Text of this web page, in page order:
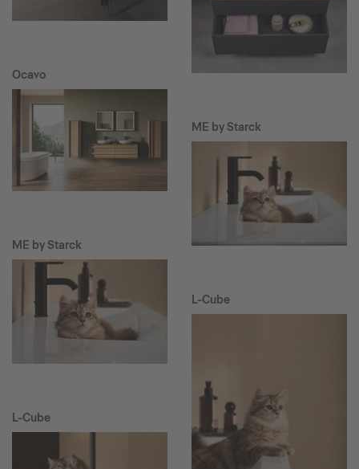
Ocavo
ME by Starck
L-Cube
ME by Starck
L-Cube